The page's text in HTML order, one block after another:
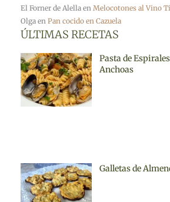
El Forner de Alella en Melocotones al Vino
Olga en Pan cocido en Cazuela
ÚLTIMAS RECETAS
Pasta de
Anchoas
Galletas de